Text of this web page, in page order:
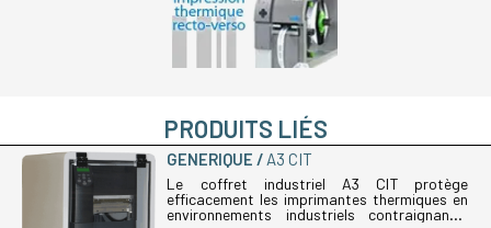
PRODUITS LIÉS
GENERIQUE A3 CIT
Le coffret industriel A3 CIT protège
efficacement les imprimantes thermiques en
environnements industriels contraignants.